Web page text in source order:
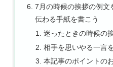
7月の時候の挨拶の例文
伝わる手紙を書こう
迷ったときの時候の
相手を思いやる一言
本記事のポイントの